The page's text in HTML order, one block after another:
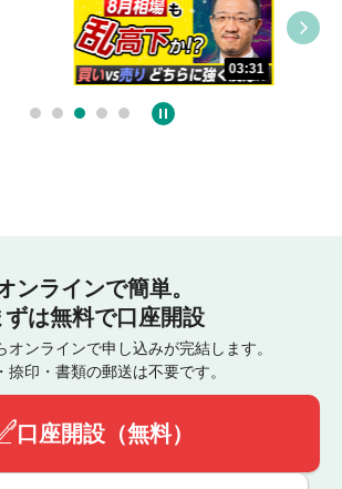
03:31
ンラインで簡単。
ずは無料で口座開設
オンラインで申し込みが完結します。
捺印・書類の郵送は不要です。
口座開設（無料）